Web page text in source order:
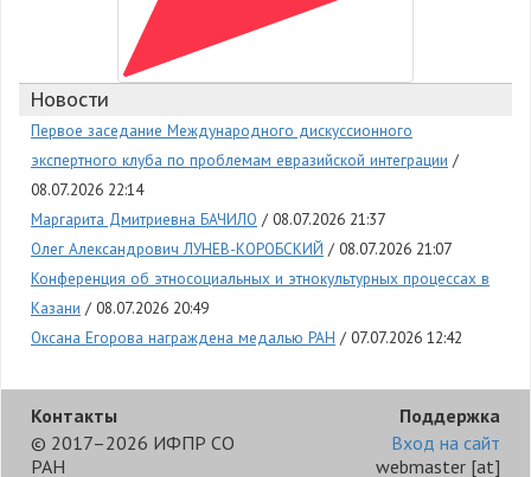
Новости
Первое заседание Международного дискуссионного
экспертного клуба по проблемам евразийской интеграции
08.07.2026 22:14
Маргарита Дмитриевна БАЧИЛО
08.07.2026 21:37
Олег Александрович ЛУНЕВ-КОРОБСКИЙ
08.07.2026 21:07
Конференция об этносоциальных и этнокультурных процессах в
Казани
08.07.2026 20:49
Оксана Егорова награждена медалью РАН
07.07.2026 12:42
Контакты
© 2017–2026 ИФПР СО
РАН
Поддержка
Вход на сайт
webmaster [at]